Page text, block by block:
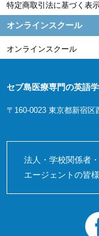
特定商取引法に基づく表
オンラインスクール
オンラインスクール
セブ島医療専門の英語
〒160-0023 東京都新宿区
法人・学校関係者・
エージェントの皆